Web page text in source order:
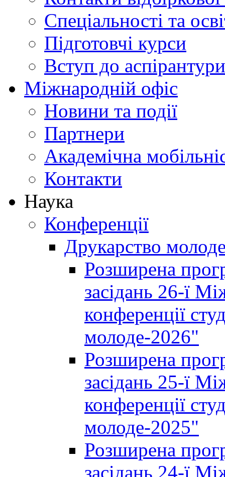
Спеціальності та
Підготовчі курси
Вступ до аспірантури
Міжнародній офіс
Новини та події
Партнери
Академічна
Контакти
Наука
Конференції
Друкарство
Розширена
засідань 26-ї
конференції
молоде-2026"
Розширена
засідань 25-ї
конференції
молоде-2025"
Розширена
засідань 24-ї